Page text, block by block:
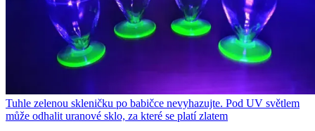
Tuhle zelenou skleničku po babičce nevyhazujte. Pod UV světlem
může odhalit uranové sklo, za které se platí zlatem